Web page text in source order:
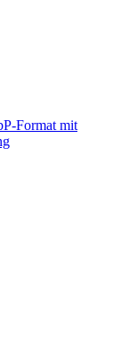
Format mit